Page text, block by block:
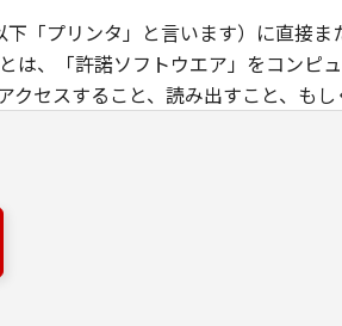
「プリンタ」と言います）に直接ま
は、「許諾ソフトウエア」をコンピ
セスすること、読み出すこと、もし
、第三者に「本ソフトウエア」を使
ンジニアリング、逆コンパイルまた